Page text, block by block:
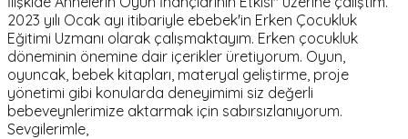
2023 yılı Ocak ayı itibariyle ebebek'in Erken Çocukluk
Eğitimi Uzmanı olarak çalışmaktayım. Erken çocukluk
döneminin önemine dair içerikler üretiyorum. Oyun,
oyuncak, bebek kitapları, materyal geliştirme, proje
yönetimi gibi konularda deneyimimi siz değerli
bebeveynlerimize aktarmak için sabırsızlanıyorum.
Sevgilerimle,